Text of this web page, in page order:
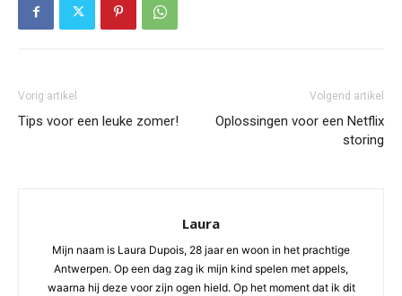
Vorig artikel
Tips voor een leuke zomer!
Volgend artikel
Oplossingen voor een Netflix
storing
Laura
Mijn naam is Laura Dupois, 28 jaar en woon in het prachtige
Antwerpen. Op een dag zag ik mijn kind spelen met appels,
waarna hij deze voor zijn ogen hield. Op het moment dat ik dit